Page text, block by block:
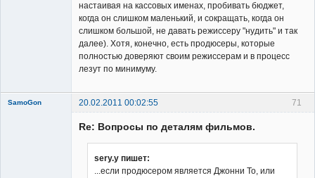
настаивая на кассовых именах, пробивать бюджет,
когда он слишком маленький, и сокращать, когда он
слишком большой, не давать режиссеру "нудить" и так
далее). Хотя, конечно, есть продюсеры, которые
полностью доверяют своим режиссерам и в процесс
лезут по минимуму.
71
SamoGon 20.02.2011 00:02:55
Re: Вопросы по деталям фильмов.
sery.y пишет:
...если продюсером является Джонни То, или